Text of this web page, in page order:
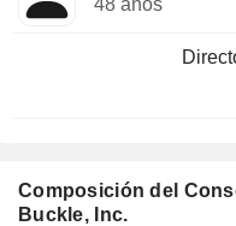
48 años
Composición del
Buckle, Inc.